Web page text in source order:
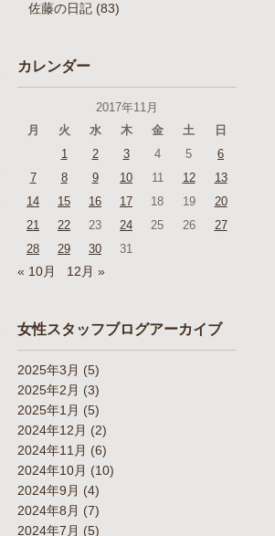
佐藤の日記 (83)
カレンダー
2017年11月
月
火 水 木 金 土
日
1
2 3 4 5
6
7
8 9 10 11 12
13
14
15 16 17 18 19
20
21
22 23 24 25 26
27
28
29 30 31
« 10月 12月 »
女性スタッフブログアーカイブ
2025年3月 (5)
2025年2月 (3)
2025年1月 (5)
2024年12月 (2)
2024年11月 (6)
2024年10月 (10)
2024年9月 (4)
2024年8月 (7)
2024年7月 (5)